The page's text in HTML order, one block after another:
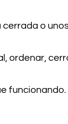
o
ordenar,